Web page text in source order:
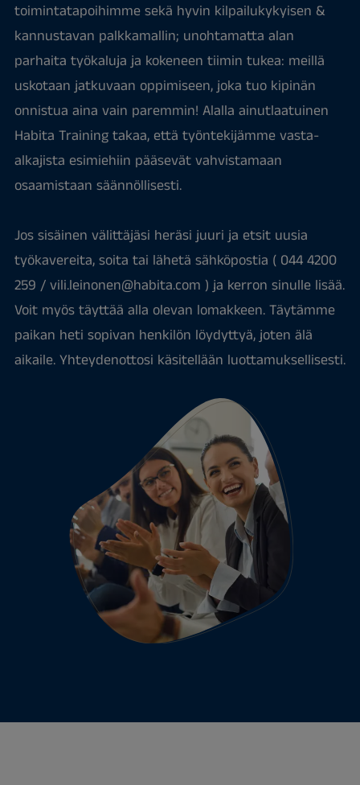
toimintatapoihimme sekä hyvin kilpailukykyisen &
kannustavan palkkamallin; unohtamatta alan
parhaita työkaluja ja kokeneen tiimin tukea: meillä
uskotaan jatkuvaan oppimiseen, joka tuo kipinän
onnistua aina vain paremmin! Alalla ainutlaatuinen
Habita Training takaa, että työntekijämme vasta-
alkajista esimiehiin pääsevät vahvistamaan
osaamistaan säännöllisesti.
Jos sisäinen välittäjäsi heräsi juuri ja etsit uusia
työkavereita, soita tai lähetä sähköpostia ( 044 4200
259 / vili.leinonen@habita.com ) ja kerron sinulle lisää.
Voit myös täyttää alla olevan lomakkeen. Täytämme
paikan heti sopivan henkilön löydyttyä, joten älä
aikaile. Yhteydenottosi käsitellään luottamuksellisesti.